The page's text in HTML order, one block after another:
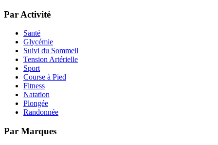
Par Activité
Santé
Glycémie
Suivi du Sommeil
Tension Artérielle
Sport
Course à Pied
Fitness
Natation
Plongée
Randonnée
Par Marques